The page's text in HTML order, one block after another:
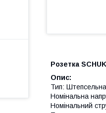
Розетка
Опис:
Тип:
Номінальна
Номінальний